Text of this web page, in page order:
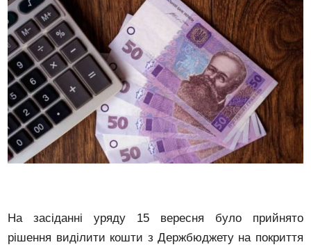
На засіданні уряду 15 вересня було прийнято
рішення виділити кошти з Держбюджету на покриття